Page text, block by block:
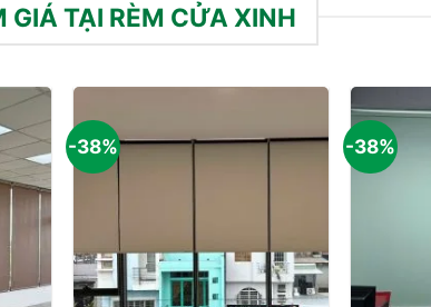
TẠI RÈM CỬA XINH
-38% -38%